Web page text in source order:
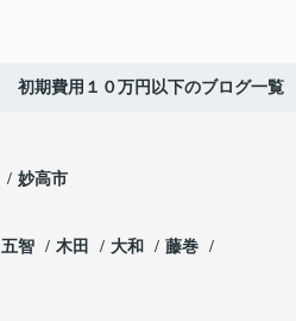
初期費用１０万円以下のブログ一覧
妙高市
五智 木田 大和
藤巻